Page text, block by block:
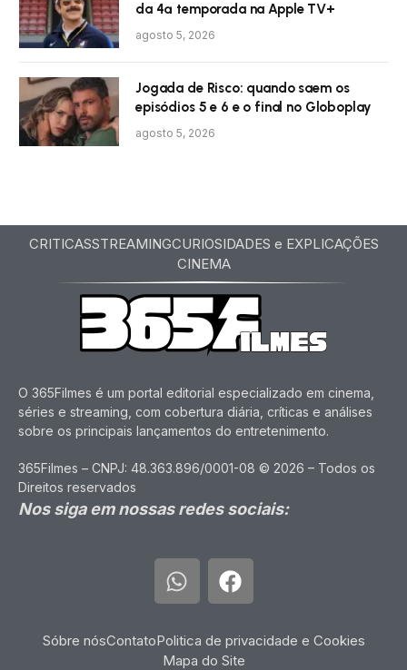
da 4ª temporada na Apple TV+
agosto 5, 2026
Jogada de Risco: quando saem os
episódios 5 e 6 e o final no Globoplay
agosto 5, 2026
CRITICASSTREAMINGCURIOSIDADES e EXPLICAÇÕES
CINEMA
O 365Filmes é um portal editorial especializado em cinema,
séries e streaming, com cobertura diária, críticas e análises
sobre os principais lançamentos do entretenimento.
365Filmes – CNPJ: 48.363.896/0001-08 © 2026 – Todos os
Direitos reservados
Nos siga em nossas redes sociais:
Sóbre nósContatoPolitica de privacidade e Cookies
Mapa do Site